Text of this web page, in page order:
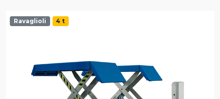
Ravaglioli 4 t